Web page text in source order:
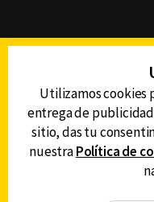
Utilizamos cookies
entrega de
sitio, das tu
nuestraPolítica de